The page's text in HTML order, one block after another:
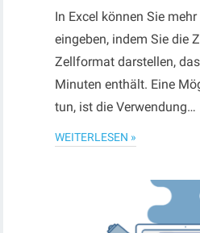
In Excel können Sie
eingeben, indem Sie die
Zellformat darstellen,
Minuten enthält. Eine
tun, ist die Verwendung…
WEITERLESEN »